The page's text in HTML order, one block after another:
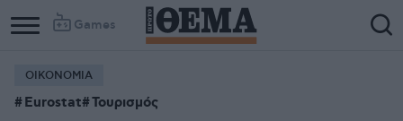
Games
Column
1
Column
2
ΟΙΚΟΝΟΜΙΑ
Eurostat Τουρισμός